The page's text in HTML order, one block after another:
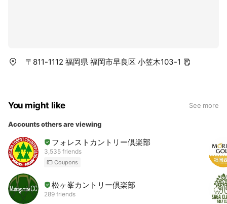
〒811-1112 福岡県 福岡市早良区 小笠木103-1
You might like See more
Accounts others are viewing
フォレストカントリー倶楽部
3,535 friends
Coupons
松ヶ峯カントリー倶楽部
289 friends